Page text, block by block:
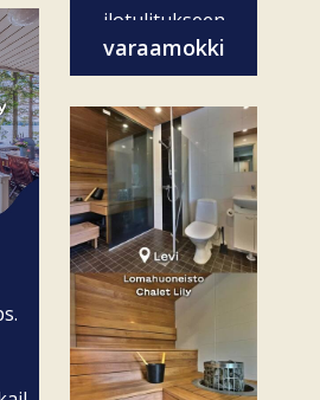
ilotulitukseen
ovat vain...
varaamokki